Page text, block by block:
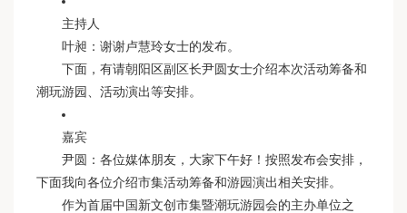
主持人
叶昶：谢谢卢慧玲女士的发布。
下面，有请朝阳区副区长尹圆女士介绍本次活动筹备和
潮玩游园、活动演出等安排。
嘉宾
尹圆：各位媒体朋友，大家下午好！按照发布会安排，
下面我向各位介绍市集活动筹备和游园演出相关安排。
作为首届中国新文创市集暨潮玩游园会的主办单位之